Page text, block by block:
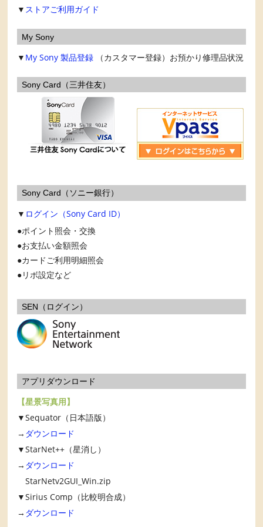
▼ ストアご利用ガイド
My Sony
▼ My Sony 製品登録 （カスタマー登録）お預かり修理品状況
Sony Card（三井住友）
Sony Card（ソニー銀行）
▼ ログイン（Sony Card ID）
ポイント照会・交換
お支払い金額照会
カードご利用明細照会
リボ設定など
SEN（ログイン）
アプリダウンロード
【星景写真用】
▼Sequator（日本語版）
→ ダウンロード
▼StarNet++（星消し）
→ ダウンロード
StarNetv2GUI_Win.zip
▼Sirius Comp（比較明合成）
→ ダウンロード